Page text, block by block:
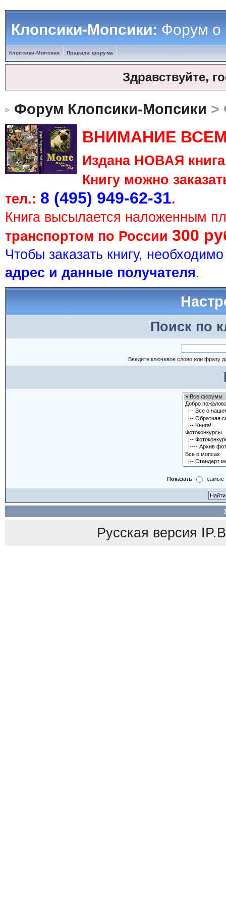
Клопсики-Мопсики:Форум о
Клопсики-Мопсики Правила форума
Здравствуйте,
Форум Клопсики-Мопсики >
ВНИМАНИЕ
Издана НОВАЯ
Книгу можно
тел.: 8 (495) 949-62-31.
Книга высылается наложенным
транспортом по России 300
Чтобы заказать книгу,
адрес и данные получателя.
Поиск по
Введите ключевое слово или фразу
Показать самые
Русская версия